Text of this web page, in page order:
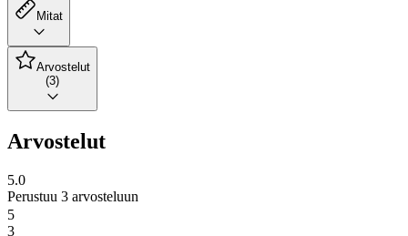
Mitat
Arvostelut
(3)
Arvostelut
5.0
Perustuu 3 arvosteluun
5
3